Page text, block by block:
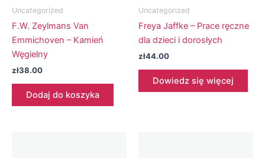
Uncategorized
F.W. Zeylmans Van
Emmichoven – Kamień
Węgielny
zł38.00
Dodaj do koszyka
Uncategorized
Freya Jaffke – Prace ręczne
dla dzieci i dorosłych
zł44.00
Dowiedz się więcej